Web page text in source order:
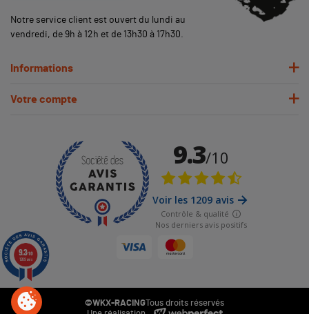
Notre service client est ouvert du lundi au
vendredi, de 9h à 12h et de 13h30 à 17h30.
Informations
Votre compte
©WKX-RACINGTous droits réservés
9.3/10
1209 avis